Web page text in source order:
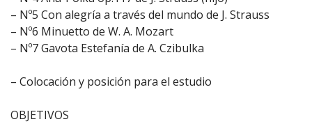
– Nº5 Con alegría a través del mundo de J. Strauss
– Nº6 Minuetto de W. A. Mozart
– Nº7 Gavota Estefanía de A. Czibulka
– Colocación y posición para el estudio
OBJETIVOS